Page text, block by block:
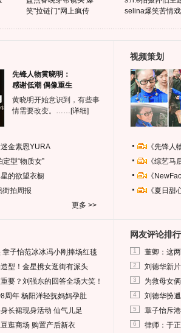
笑"拉链门"网上疯传
selina爆笑苦情戏
先锋人物黄晓明：
感谢低潮 偶像重生
黄晓明开始意识到，有些事
情需要改变。…… [详细]
迷金素恩YURA
型“物质女”
的欲望衣橱
街拍周报
更多 >>
视频策划
《先锋
《综艺
《
《夏日
章子怡范冰冰冯小刚捧场红毯
型！金星携女逛街有派头
要？刘强东的回答全场大笑！
周年 杨阳洋轻抚妈妈孕肚
长裙现身活动 仙气儿足
逛商场 购置产后新衣
网友评论排行
1 董卿：这
2 刘德华新
3 为救母女
4 刘德华扮
5 章子怡斥
6 律师：于